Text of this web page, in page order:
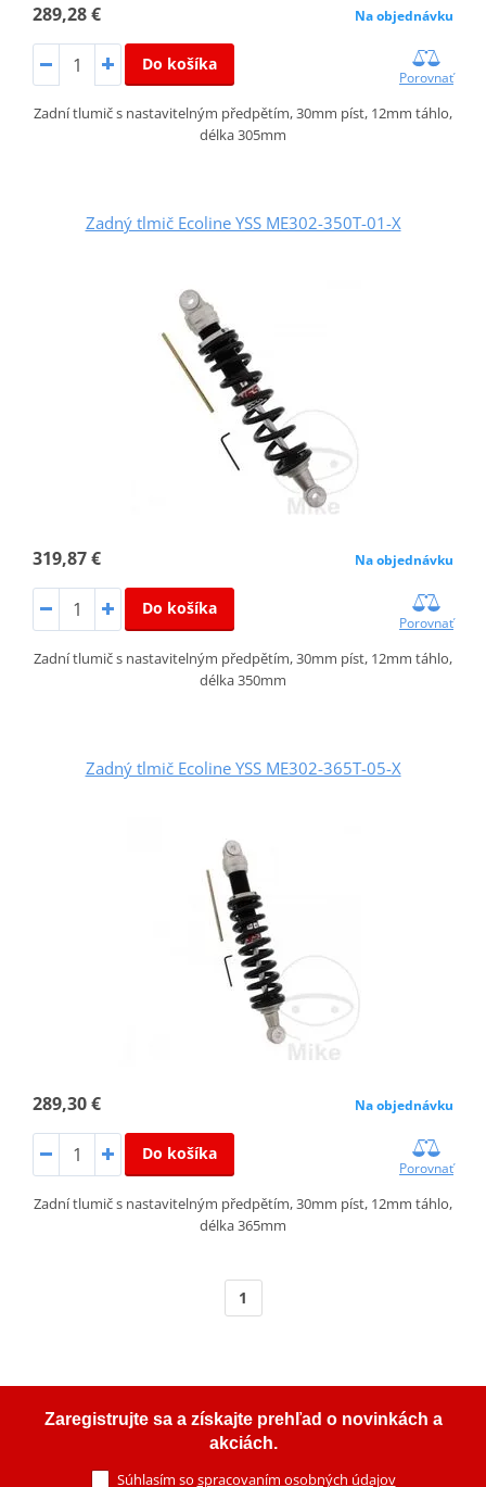
289,28 € Na objednávku
Do košíka
Porovnať
Zadní tlumič s nastavitelným předpětím, 30mm píst, 12mm táhlo,
délka 305mm
Zadný tlmič Ecoline YSS ME302-350T-01-X
319,87 € Na objednávku
Do košíka
Porovnať
Zadní tlumič s nastavitelným předpětím, 30mm píst, 12mm táhlo,
délka 350mm
Zadný tlmič Ecoline YSS ME302-365T-05-X
289,30 € Na objednávku
Do košíka
Porovnať
Zadní tlumič s nastavitelným předpětím, 30mm píst, 12mm táhlo,
délka 365mm
1
Zaregistrujte sa a získajte prehľad o novinkách a
akciách.
Súhlasím so spracovaním osobných údajov